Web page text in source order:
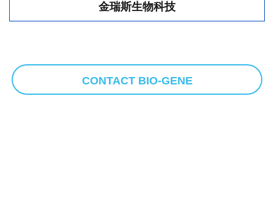
金瑞斯生物科技
CONTACT BIO-GENE